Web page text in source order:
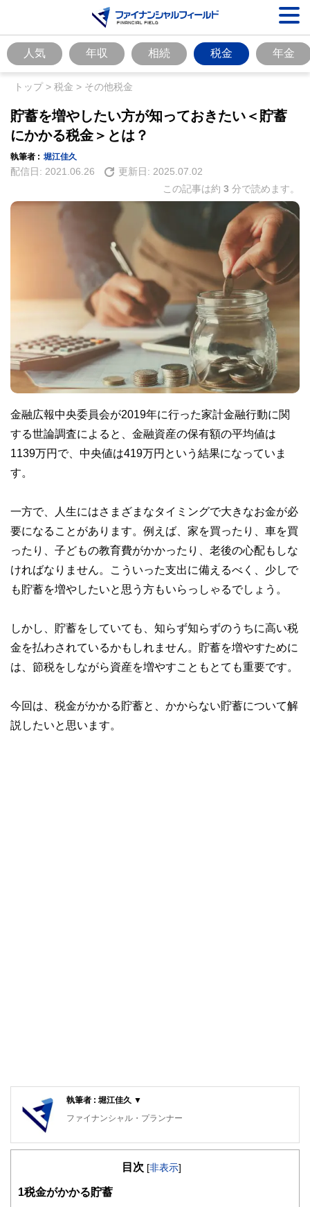
人気 年収 相続 税金 年金
トップ> 税金 > その他税金
貯蓄を増やしたい方が知っておきたい＜貯蓄
にかかる税金＞とは？
執筆者 : 堀江佳久
配信日: 2021.06.26 更新日: 2025.07.02
この記事は約 3 分で読めます。
金融広報中央委員会が2019年に行った家計金融行動に関
する世論調査によると、金融資産の保有額の平均値は
1139万円で、中央値は419万円という結果になっていま
す。
一方で、人生にはさまざまなタイミングで大きなお金が必
要になることがあります。例えば、家を買ったり、車を買
ったり、子どもの教育費がかかったり、老後の心配もしな
ければなりません。こういった支出に備えるべく、少しで
も貯蓄を増やしたいと思う方もいらっしゃるでしょう。
しかし、貯蓄をしていても、知らず知らずのうちに高い税
金を払わされているかもしれません。貯蓄を増やすために
は、節税をしながら資産を増やすこともとても重要です。
今回は、税金がかかる貯蓄と、かからない貯蓄について解
説したいと思います。
執筆者 : 堀江佳久 ▼
ファイナンシャル・プランナー
中小企業診断士
理科系サラリーマン部長。趣味が貯金であり、株・FX・仮
場でお金に関することをアドバイスすることをライフワーク
目次 [非表示]
1税金がかかる貯蓄